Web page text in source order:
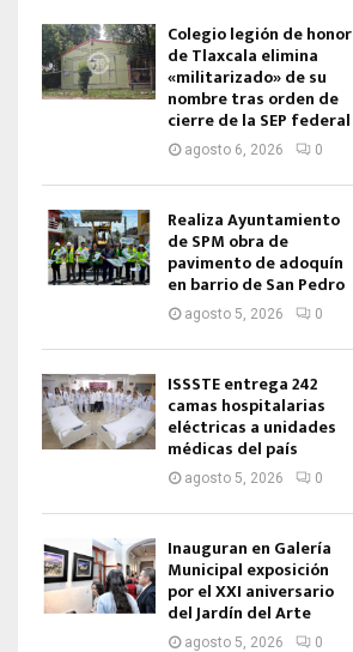
Colegio legión de honor
de Tlaxcala elimina
«militarizado» de su
nombre tras orden de
cierre de la SEP federal
agosto 6, 2026 0
Realiza Ayuntamiento
de SPM obra de
pavimento de adoquín
en barrio de San Pedro
agosto 5, 2026 0
ISSSTE entrega 242
camas hospitalarias
eléctricas a unidades
médicas del país
agosto 5, 2026 0
Inauguran en Galería
Municipal exposición
por el XXI aniversario
del Jardín del Arte
agosto 5, 2026 0